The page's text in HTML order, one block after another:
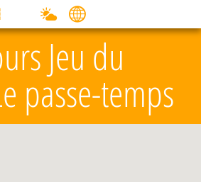
Jeu du
passe-temps